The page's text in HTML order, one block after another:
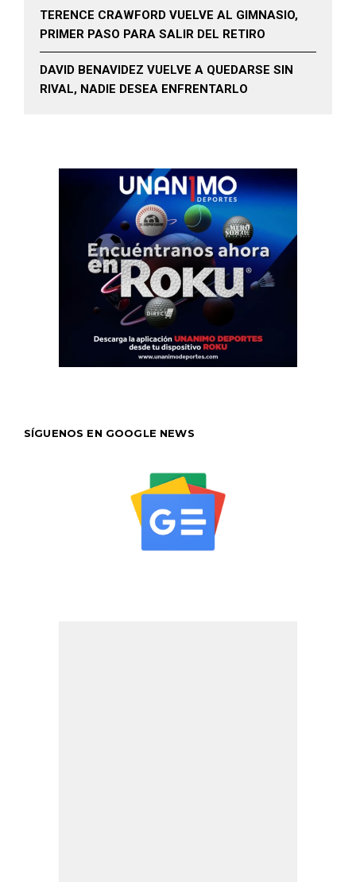
TERENCE CRAWFORD VUELVE AL GIMNASIO,
PRIMER PASO PARA SALIR DEL RETIRO
DAVID BENAVIDEZ VUELVE A QUEDARSE SIN
RIVAL, NADIE DESEA ENFRENTARLO
SÍGUENOS EN GOOGLE NEWS